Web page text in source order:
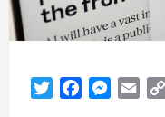
TwitterFacebook Email